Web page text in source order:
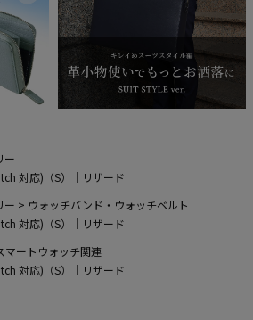
ー
対応)（S）｜リザード
ー
ウォッチバンド・ウォッチベルト
対応)（S）｜リザード
マートウォッチ関連
対応)（S）｜リザード